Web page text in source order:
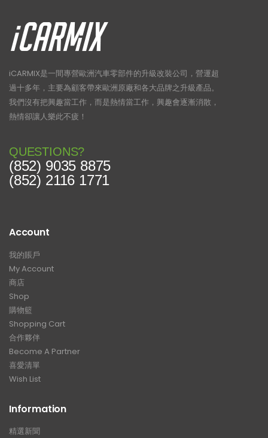
iCARMIX是一間專營歐洲汽車零部件的升級改裝公司，營運超
過十多年，主要為顧客帶來歐洲原廠和各大品牌之升級產品。
我們沒有把興趣當工作，而是熱情當工作，興趣會逐漸消散，
熱情卻讓人樂此不疲！
QUESTIONS?
(852) 9035 8875
(852) 2116 1771
Account
我的賬戶
My Account
商店
Shop
購物籃
Shopping Cart
合作夥伴
Become A Partner
喜愛清單
Wish List
Information
精選新聞